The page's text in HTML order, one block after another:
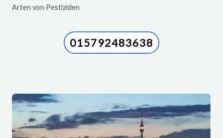
Arten von Pestiziden
015792483638